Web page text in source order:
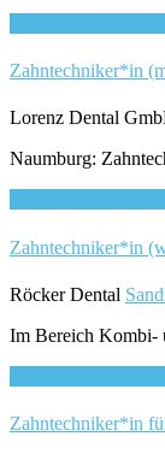
Zahntechniker*in
Lorenz Dental
Naumburg:
Zahntechniker*in
Röcker Dental
Im Bereich Kombi-
Zahntechniker*in